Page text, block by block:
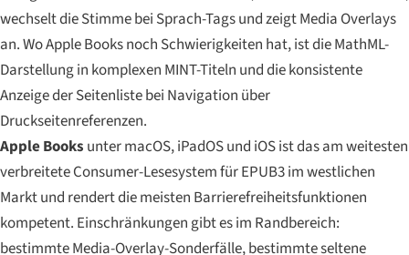
wechselt die Stimme bei Sprach-Tags und zeigt Media Overlays
an. Wo Apple Books noch Schwierigkeiten hat, ist die MathML-
Darstellung in komplexen MINT-Titeln und die konsistente
Anzeige der Seitenliste bei Navigation über
Druckseitenreferenzen.
Apple Books unter macOS, iPadOS und iOS ist das am weitesten
verbreitete Consumer-Lesesystem für EPUB3 im westlichen
Markt und rendert die meisten Barrierefreiheitsfunktionen
kompetent. Einschränkungen gibt es im Randbereich:
bestimmte Media-Overlay-Sonderfälle, bestimmte seltene